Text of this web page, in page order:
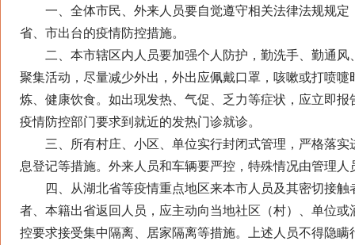
一、全体市民、外来人员要自觉遵守相关法律法规规定
省、市出台的疫情防控措施。
二、本市辖区内人员要加强个人防护，勤洗手、勤通风
聚集活动，尽量减少外出，外出应佩戴口罩，咳嗽或打喷嚏
炼、健康饮食。如出现发热、气促、乏力等症状，应立即报
疫情防控部门要求到就近的发热门诊就诊。
三、所有村庄、小区、单位实行封闭式管理，严格落实
息登记等措施。外来人员和车辆要严控，特殊情况由管理人
四、从湖北省等疫情重点地区来本市人员及其密切接触
者、本籍出省返回人员，应主动向当地社区（村）、单位或
控要求接受集中隔离、居家隔离等措施。上述人员不得隐瞒